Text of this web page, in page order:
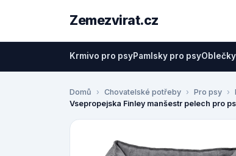
Zemezvirat.cz
Krmivo pro psyPamlsky pro psy
Domů Chovatelské potřeby Pro psy
Vsepropejska Finley manšestr pelech pro